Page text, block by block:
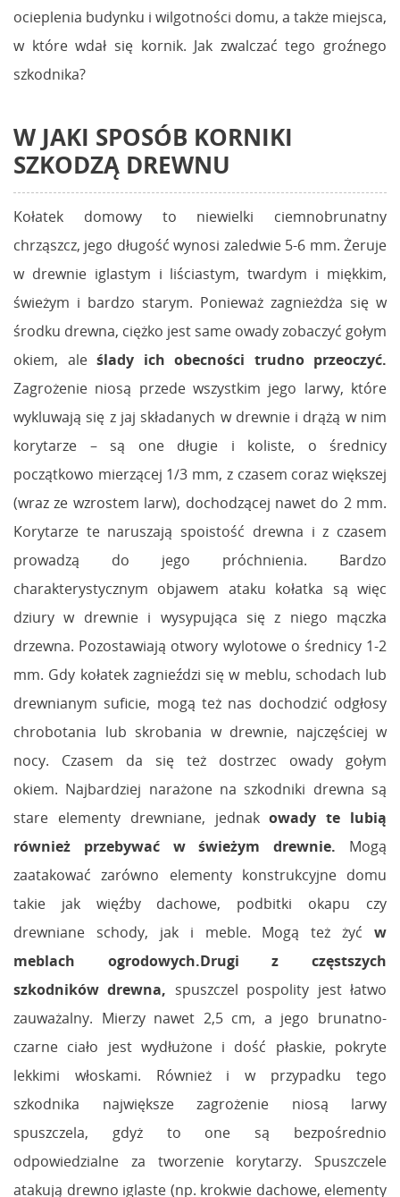
ocieplenia budynku i wilgotności domu, a także miejsca,
w które wdał się kornik. Jak zwalczać tego groźnego
szkodnika?
W JAKI SPOSÓB KORNIKI
SZKODZĄ DREWNU
Kołatek domowy to niewielki ciemnobrunatny
chrząszcz, jego długość wynosi zaledwie 5-6 mm. Żeruje
w drewnie iglastym i liściastym, twardym i miękkim,
świeżym i bardzo starym. Ponieważ zagnieżdża się w
środku drewna, ciężko jest same owady zobaczyć gołym
okiem, ale ślady ich obecności trudno przeoczyć.
Zagrożenie niosą przede wszystkim jego larwy, które
wykluwają się z jaj składanych w drewnie i drążą w nim
korytarze – są one długie i koliste, o średnicy
początkowo mierzącej 1/3 mm, z czasem coraz większej
(wraz ze wzrostem larw), dochodzącej nawet do 2 mm.
Korytarze te naruszają spoistość drewna i z czasem
prowadzą do jego próchnienia. Bardzo
charakterystycznym objawem ataku kołatka są więc
dziury w drewnie i wysypująca się z niego mączka
drzewna. Pozostawiają otwory wylotowe o średnicy 1-2
mm. Gdy kołatek zagnieździ się w meblu, schodach lub
drewnianym suficie, mogą też nas dochodzić odgłosy
chrobotania lub skrobania w drewnie, najczęściej w
nocy. Czasem da się też dostrzec owady gołym
okiem. Najbardziej narażone na szkodniki drewna są
stare elementy drewniane, jednakowady te lubią
również przebywać w świeżym drewnie. Mogą
zaatakować zarówno elementy konstrukcyjne domu
takie jak więźby dachowe, podbitki okapu czy
drewniane schody, jak i meble. Mogą też żyć w
meblach ogrodowych.Drugi z częstszych
szkodników drewna, spuszczel pospolity jest łatwo
zauważalny. Mierzy nawet 2,5 cm, a jego brunatno-
czarne ciało jest wydłużone i dość płaskie, pokryte
lekkimi włoskami. Również i w przypadku tego
szkodnika największe zagrożenie niosą larwy
spuszczela, gdyż to one są bezpośrednio
odpowiedzialne za tworzenie korytarzy. Spuszczele
atakują drewno iglaste (np. krokwie dachowe, elementy